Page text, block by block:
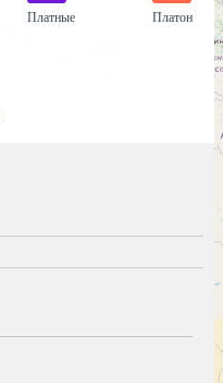
Платные Платон